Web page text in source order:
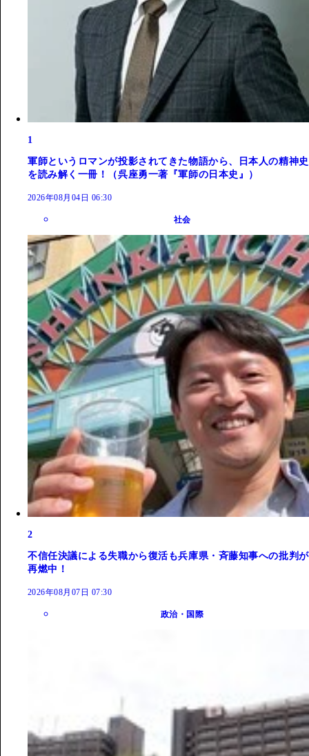
1
軍師というロマンが投影されてきた物語から、日本人の精神史
を読み解く一冊！（呉座勇一著『軍師の日本史』）
2026年08月04日 06:30
社会
2
不信任決議による失職から復活も兵庫県・斉藤知事への批判が
再燃中！
2026年08月07日 07:30
政治・国際